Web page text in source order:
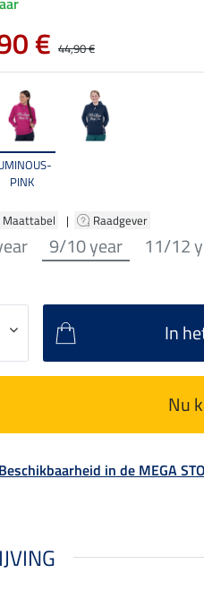
PINK
Maattabel | Raadgever
9/10 year 11/12
€ 44,90 €
In
Nu
Beschikbaarheid in de MEGA